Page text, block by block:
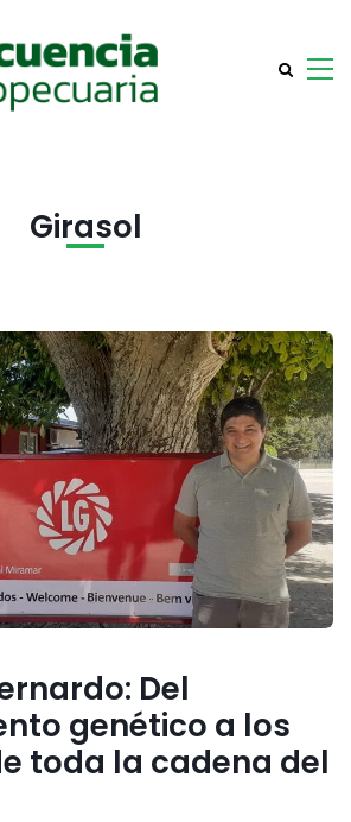
Girasol
Del
genético a los
toda la cadena del